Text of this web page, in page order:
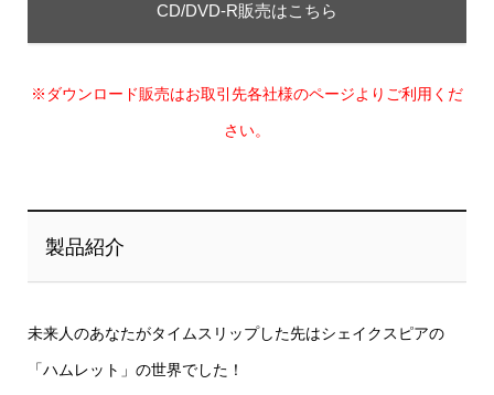
CD/DVD-R販売はこちら
※ダウンロード販売はお取引先各社様のページよりご利用くだ
さい。
製品紹介
未来人のあなたがタイムスリップした先はシェイクスピアの
「ハムレット」の世界でした！